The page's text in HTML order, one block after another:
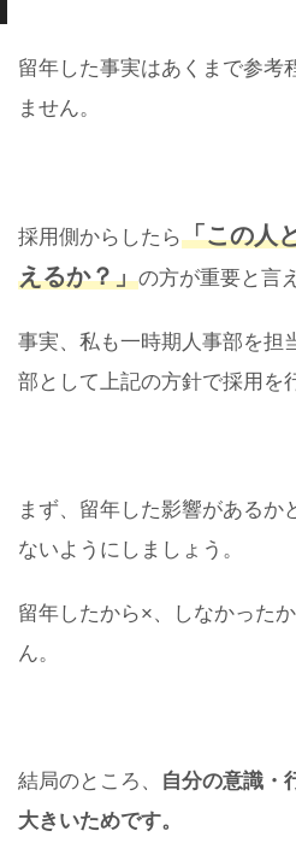
留年した事実はあくまで参考
ません。
採用側からしたら「この人
えるか？」の方が重要と言
事実、私も一時期人事部を担
部として上記の方針で採用を
まず、留年した影響があるか
ないようにしましょう。
留年したから×、しなかった
ん。
結局のところ、
自分の意識・
大きいためです。